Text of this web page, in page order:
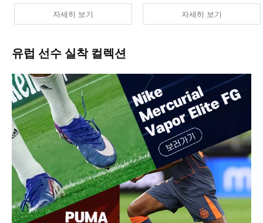
자세히 보기 자세히 보기
유럽 선수 실착 컬렉션